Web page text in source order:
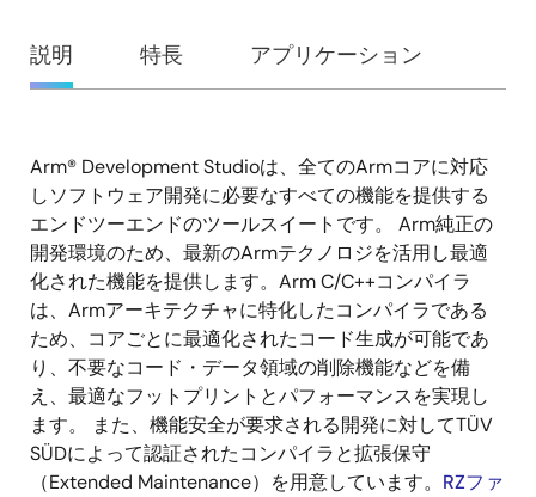
概
要
説明 特長 アプリケーション
説
明
Arm® Development Studioは、全てのArmコアに対応
しソフトウェア開発に必要なすべての機能を提供する
エンドツーエンドのツールスイートです。 Arm純正の
開発環境のため、最新のArmテクノロジを活用し最適
化された機能を提供します。Arm C/C++コンパイラ
は、Armアーキテクチャに特化したコンパイラである
ため、コアごとに最適化されたコード生成が可能であ
り、不要なコード・データ領域の削除機能などを備
え、最適なフットプリントとパフォーマンスを実現し
ます。 また、機能安全が要求される開発に対してTÜV
SÜDによって認証されたコンパイラと拡張保守
（Extended Maintenance）を用意しています。 RZファ